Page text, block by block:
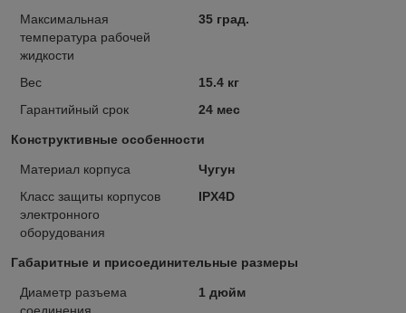
Максимальная
температура рабочей
жидкости
35 град.
Вес
15.4 кг
Гарантийный срок
24 мес
Конструктивные особенности
Материал корпуса
Чугун
Класс защиты корпусов
электронного
оборудования
IPX4D
Габаритные и присоединительные размеры
Диаметр разъема
соединения
1 дюйм